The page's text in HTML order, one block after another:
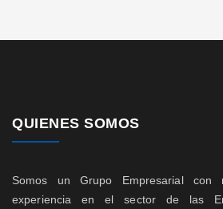
QUIENES SOMOS
Somos un Grupo Empresarial
experiencia en el sector de las